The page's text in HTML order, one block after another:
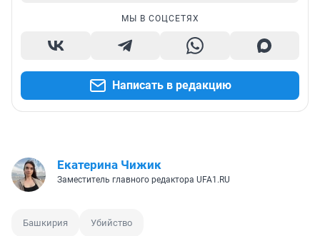
МЫ В СОЦСЕТЯХ
Написать в редакцию
Екатерина Чижик
Заместитель главного редактора UFA1.RU
Башкирия Убийство